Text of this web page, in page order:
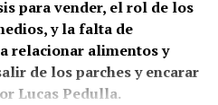
para vender, el rol de los
y la falta de
relacionar alimentos y
de los parches y encarar
Lucas Pedulla.